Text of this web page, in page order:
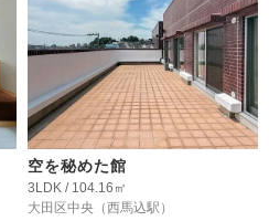
空を秘めた館
3LDK / 104.16㎡
大田区中央 （西馬込駅）